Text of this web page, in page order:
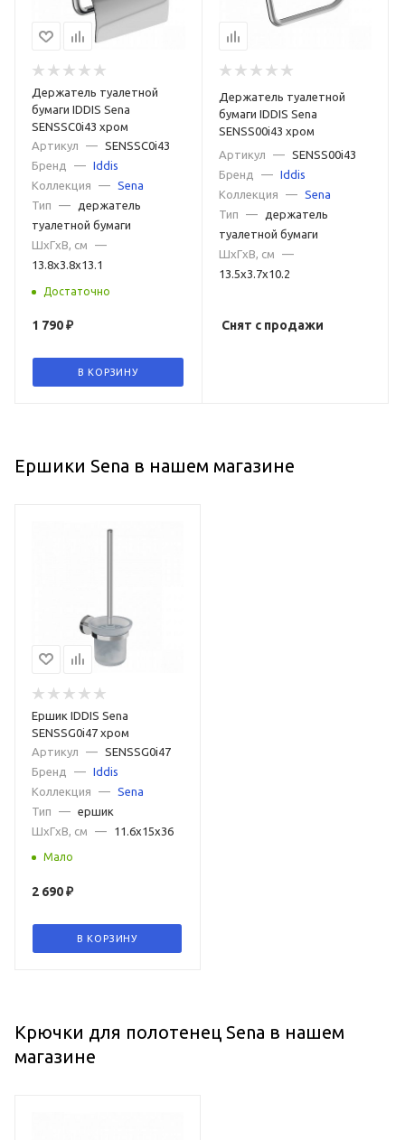
Держатель туалетной
бумаги IDDIS Sena
SENSSC0i43 хром
Артикул
— SENSSC0i43
Бренд
— Iddis
Коллекция
— Sena
Тип
—
держатель
туалетной бумаги
ШxГxВ, см
—
13.8x3.8x13.1
Достаточно
1 790₽
В КОРЗИНУ
Держатель туалетной
бумаги IDDIS Sena
SENSS00i43 хром
Артикул
—
SENSS00i43
Бренд
—
Iddis
Коллекция
—
Sena
Тип
—
держатель
туалетной бумаги
ШxГxВ, см
—
13.5x3.7x10.2
Снят с продажи
Ершики Sena в нашем магазине
Ершик IDDIS Sena
SENSSG0i47 хром
Артикул
— SENSSG0i47
Бренд
— Iddis
Коллекция
— Sena
Тип
— ершик
ШxГxВ, см
— 11.6x15x36
Мало
2 690₽
В КОРЗИНУ
Крючки для полотенец Sena в нашем
магазине